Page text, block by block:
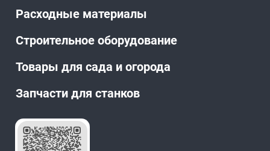
Расходные материалы
Строительное оборудование
Товары для сада и огорода
Запчасти для станков